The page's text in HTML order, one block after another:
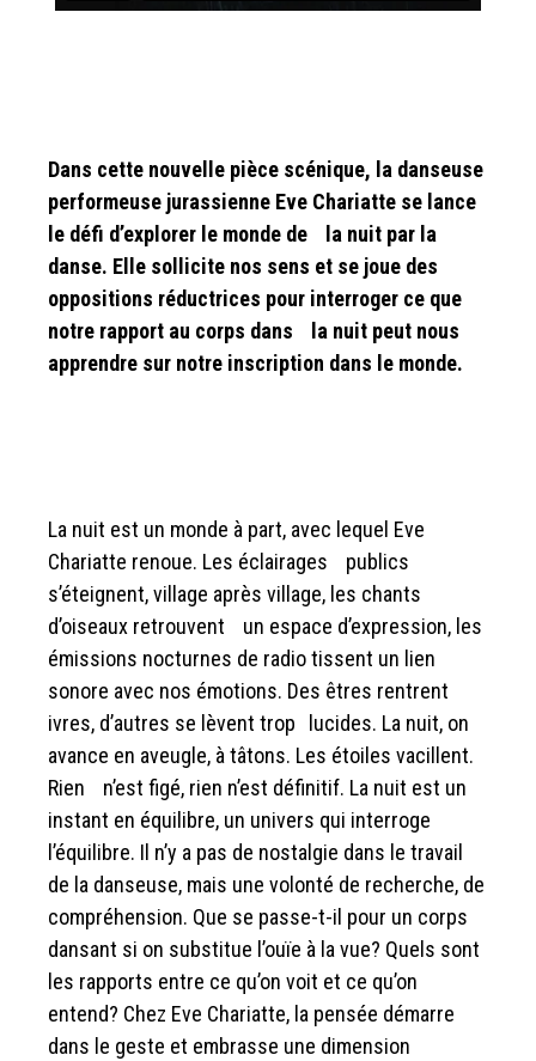
Dans cette nouvelle pièce scénique, la danseuse
performeuse jurassienne Eve Chariatte se lance
le défi d’explorer le monde de la nuit par la
danse. Elle sollicite nos sens et se joue des
oppositions réductrices pour interroger ce que
notre rapport au corps dans la nuit peut nous
apprendre sur notre inscription dans le monde.
La nuit est un monde à part, avec lequel Eve
Chariatte renoue. Les éclairages publics
s’éteignent, village après village, les chants
d’oiseaux retrouvent un espace d’expression, les
émissions nocturnes de radio tissent un lien
sonore avec nos émotions. Des êtres rentrent
ivres, d’autres se lèvent trop lucides. La nuit, on
avance en aveugle, à tâtons. Les étoiles vacillent.
Rien n’est figé, rien n’est définitif. La nuit est un
instant en équilibre, un univers qui interroge
l’équilibre. Il n’y a pas de nostalgie dans le travail
de la danseuse, mais une volonté de recherche, de
compréhension. Que se passe-t-il pour un corps
dansant si on substitue l’ouïe à la vue? Quels sont
les rapports entre ce qu’on voit et ce qu’on
entend? Chez Eve Chariatte, la pensée démarre
dans le geste et embrasse une dimension